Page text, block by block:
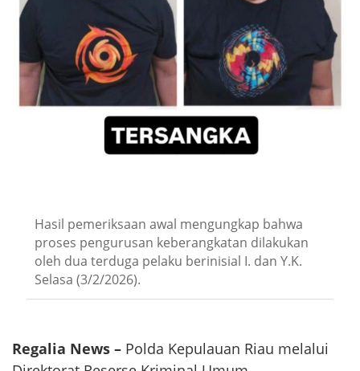
Hasil pemeriksaan awal mengungkap bahwa
proses pengurusan keberangkatan dilakukan
oleh dua terduga pelaku berinisial I. dan Y.K.
Selasa (3/2/2026).
Regalia News – Polda Kepulauan Riau melalui